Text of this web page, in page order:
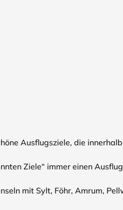
Ausflugsziele, die
Ziele“ immer einen
mit Sylt, Föhr, Amrum,